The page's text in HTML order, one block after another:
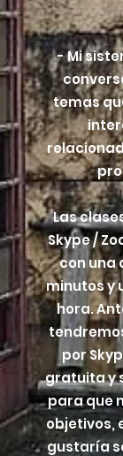
- Mi
temas
Las
Skype /
con una
minutos y
hora.
por
gratuita y
para que
objetivos,
gustaría